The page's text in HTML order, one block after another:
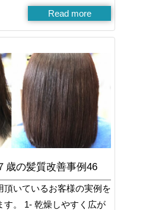
Read more
歳の髪質改善事例46
頂いているお客様の実例を
す。 1- 乾燥しやすく広が